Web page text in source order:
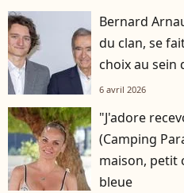
Bernard
du clan, se
choix au sein
6 avril 2026
"J'adore
(Camping
maison, petit
bleue